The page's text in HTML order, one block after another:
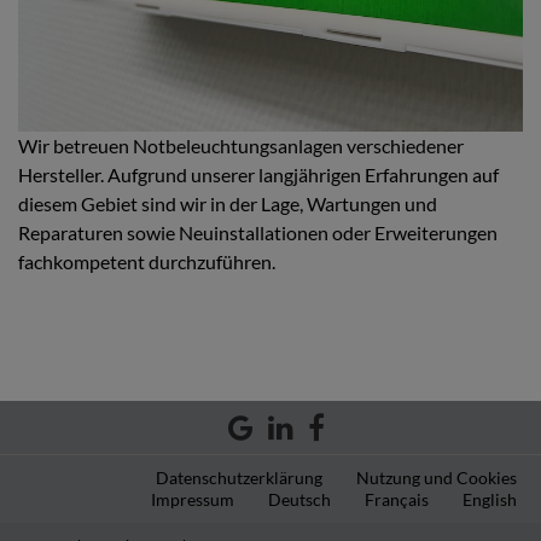
Wir betreuen Notbeleuchtungsanlagen verschiedener
Hersteller. Aufgrund unserer langjährigen Erfahrungen auf
diesem Gebiet sind wir in der Lage, Wartungen und
Reparaturen sowie Neuinstallationen oder Erweiterungen
fachkompetent durchzuführen.
Datenschutzerklärung
Nutzung und Cookies
Impressum
Deutsch Français English